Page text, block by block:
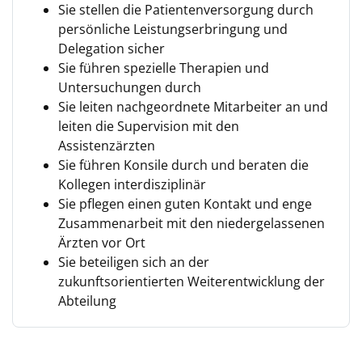
Sie stellen die Patientenversorgung durch
persönliche Leistungserbringung und
Delegation sicher
Sie führen spezielle Therapien und
Untersuchungen durch
Sie leiten nachgeordnete Mitarbeiter an und
leiten die Supervision mit den
Assistenzärzten
Sie führen Konsile durch und beraten die
Kollegen interdisziplinär
Sie pflegen einen guten Kontakt und enge
Zusammenarbeit mit den niedergelassenen
Ärzten vor Ort
Sie beteiligen sich an der
zukunftsorientierten Weiterentwicklung der
Abteilung